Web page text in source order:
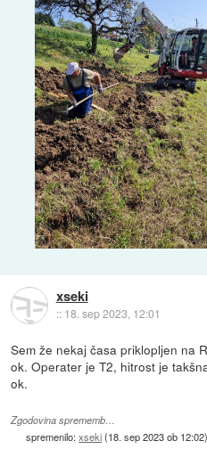
xseki
:: 18. sep 2023, 12:01
Sem že nekaj časa priklopljen na
ok. Operater je T2, hitrost je
ok.
Zgodovina sprememb…
spremenilo:xseki(18. sep 2023 ob 12:02)